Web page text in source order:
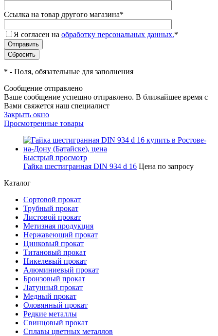
Ссылка на товар другого магазина*
Я согласен на обработку персональных данных.*
* - Поля, обязательные для заполнения
Сообщение отправлено
Ваше сообщение успешно отправлено. В ближайшее время с
Вами свяжется наш специалист
Закрыть окно
Просмотренные товары
Быстрый просмотр
Гайка шестигранная DIN 934 d 16 Цена по запросу
Каталог
Сортовой прокат
Трубный прокат
Листовой прокат
Метизная продукция
Нержавеющий прокат
Цинковый прокат
Титановый прокат
Никелевый прокат
Алюминиевый прокат
Бронзовый прокат
Латунный прокат
Медный прокат
Оловянный прокат
Редкие металлы
Свинцовый прокат
Сплавы цветных металлов